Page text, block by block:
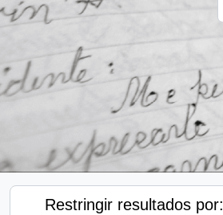
Restringir resultados por: